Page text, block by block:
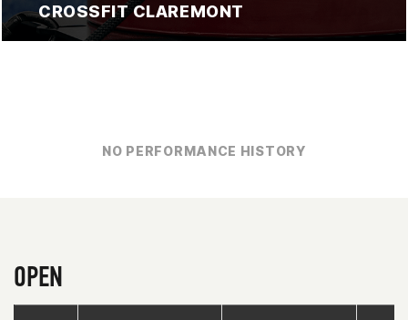
CROSSFIT CLAREMONT
NO PERFORMANCE HISTORY
OPEN